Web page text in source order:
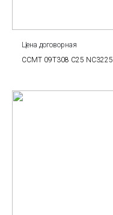
Цена договорная
CCMT 09T308 C25 NC3225